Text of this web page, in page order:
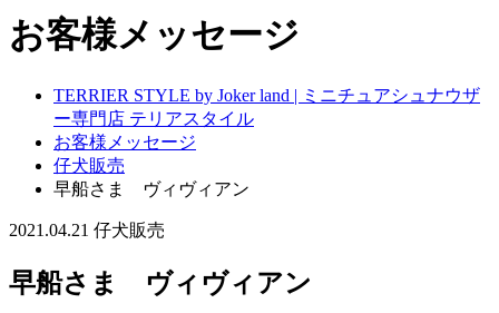
お客様メッセージ
TERRIER STYLE by Joker land | ミニチュアシュナウザ
ー専門店 テリアスタイル
お客様メッセージ
仔犬販売
早船さま ヴィヴィアン
2021.04.21 仔犬販売
早船さま ヴィヴィアン